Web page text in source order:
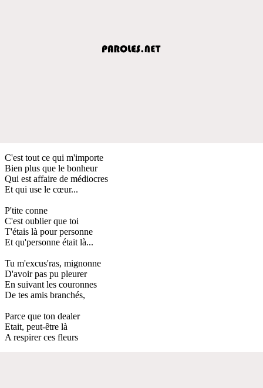
C'est tout ce qui m'importe
Bien plus que le bonheur
Qui est affaire de médiocres
Et qui use le cœur...
P'tite conne
C'est oublier que toi
T'étais là pour personne
Et qu'personne était là...
Tu m'excus'ras, mignonne
D'avoir pas pu pleurer
En suivant les couronnes
De tes amis branchés,
Parce que ton dealer
Etait, peut-être là
A respirer ces fleurs